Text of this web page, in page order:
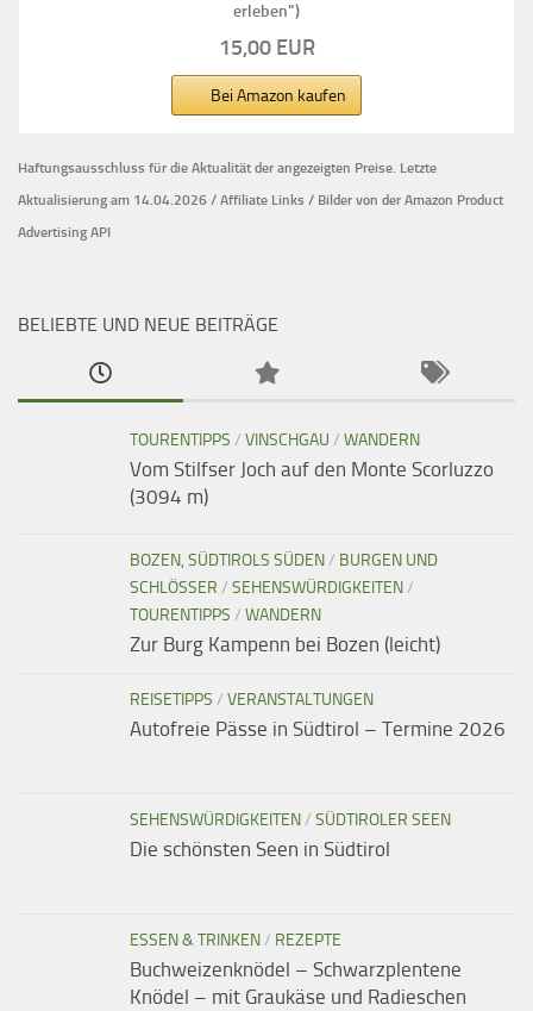
erleben")
15,00 EUR
Bei Amazon kaufen
Haftungsausschluss für die Aktualität der angezeigten Preise. Letzte
Aktualisierung am 14.04.2026 / Affiliate Links / Bilder von der Amazon Product
Advertising API
BELIEBTE UND NEUE BEITRÄGE
TOURENTIPPS / VINSCHGAU / WANDERN
Vom Stilfser Joch auf den Monte Scorluzzo
(3094 m)
BOZEN, SÜDTIROLS SÜDEN/ BURGEN UND
SCHLÖSSER / SEHENSWÜRDIGKEITEN/
TOURENTIPPS / WANDERN
Zur Burg Kampenn bei Bozen (leicht)
REISETIPPS / VERANSTALTUNGEN
Autofreie Pässe in Südtirol – Termine 2026
SEHENSWÜRDIGKEITEN/ SÜDTIROLER SEEN
Die schönsten Seen in Südtirol
ESSEN & TRINKEN/ REZEPTE
Buchweizenknödel – Schwarzplentene
Knödel – mit Graukäse und Radieschen